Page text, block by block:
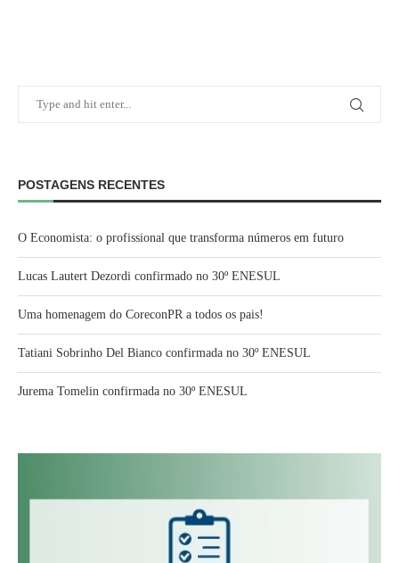
POSTAGENS RECENTES
O Economista: o profissional que transforma números em futuro
Lucas Lautert Dezordi confirmado no 30º ENESUL
Uma homenagem do CoreconPR a todos os pais!
Tatiani Sobrinho Del Bianco confirmada no 30º ENESUL
Jurema Tomelin confirmada no 30º ENESUL